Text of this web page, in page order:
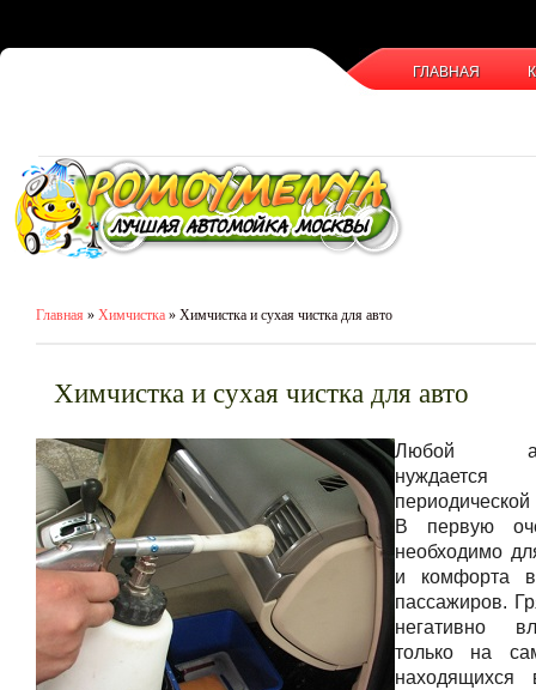
ГЛАВНАЯ
Главная » Химчистка » Химчистка и сухая чистка для авто
Химчистка и сухая чистка для авто
Любой
В первую
необходимо
и комфорта
пассажиров.
негативно
только на